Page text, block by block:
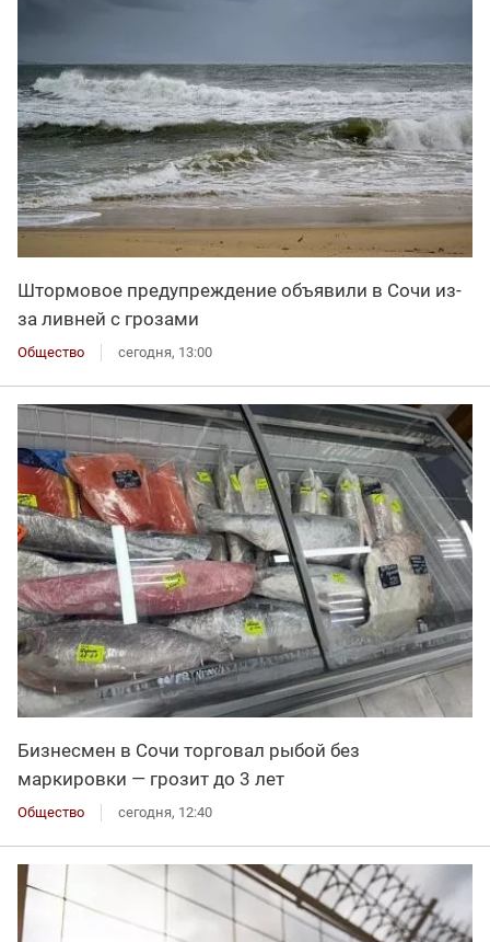
Штормовое предупреждение объявили в Сочи из-
за ливней с грозами
Общество сегодня, 13:00
Бизнесмен в Сочи торговал рыбой без
маркировки — грозит до 3 лет
Общество сегодня, 12:40